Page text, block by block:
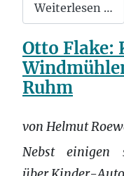
Weiterlesen …
Otto Flake:
Ruhm
von Helmut
Nebst einigen